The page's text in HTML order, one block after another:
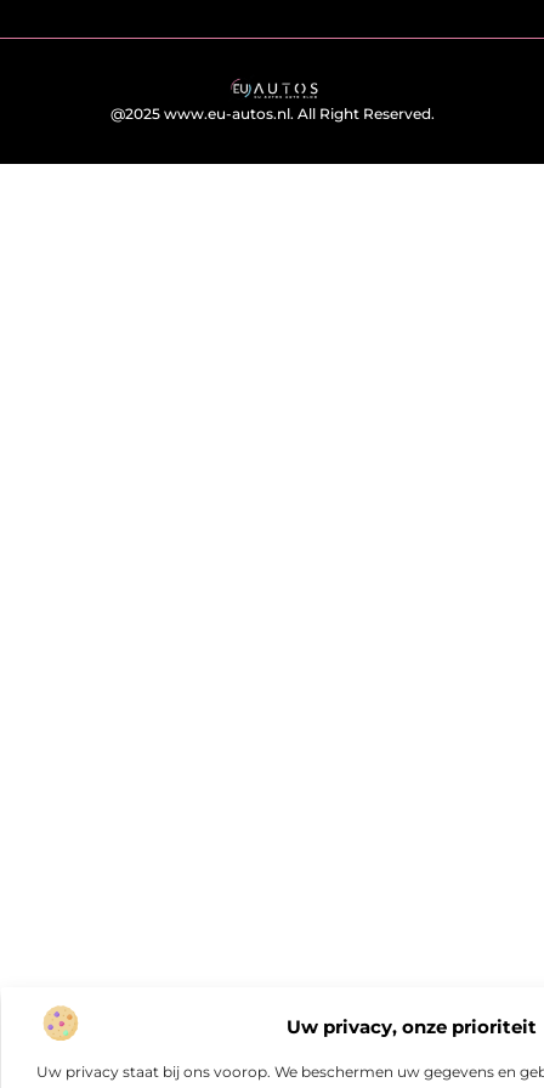
Uw privacy, onze prioriteit
Uw privacy staat bij ons voorop. We beschermen uw gegevens en
@2025 www.eu-autos.nl. All Right Reserved.